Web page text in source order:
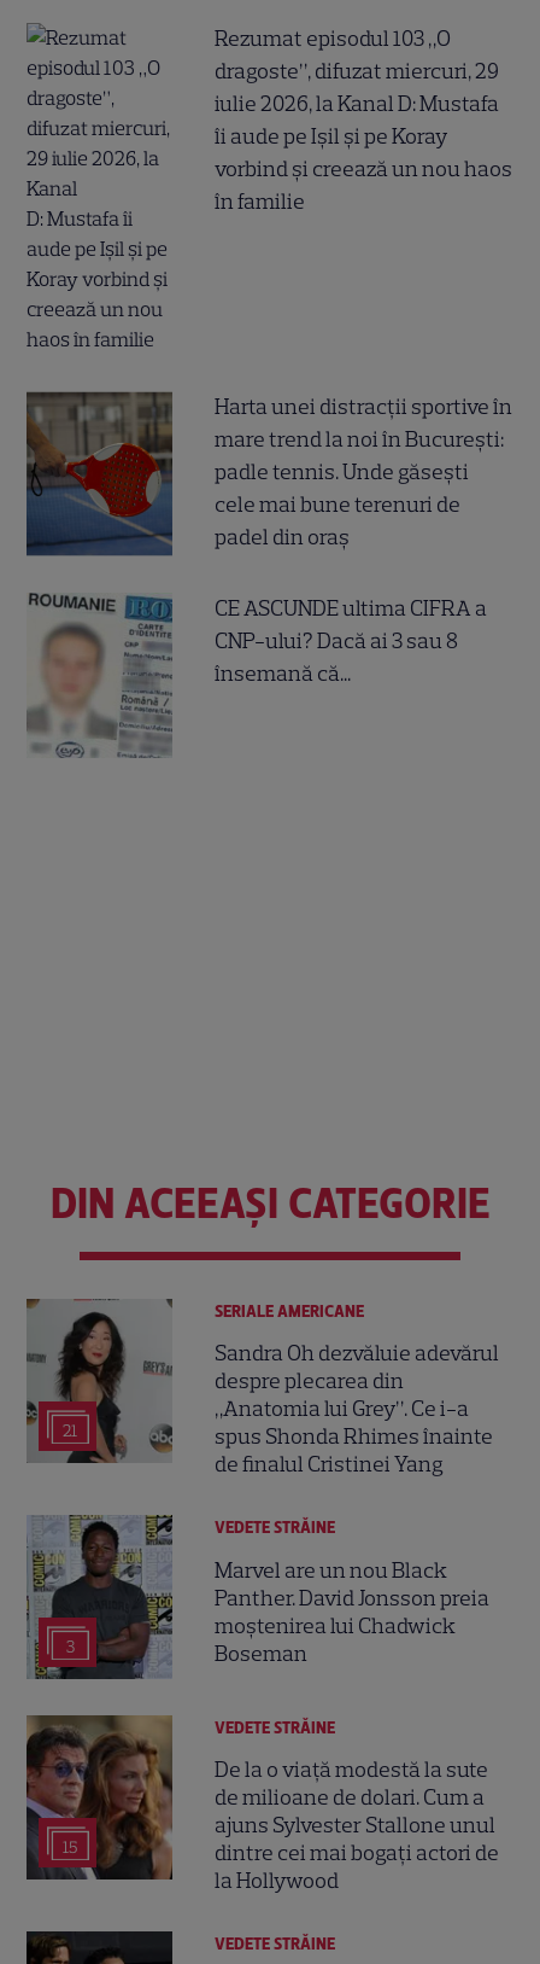
Rezumat episodul 103 „O
dragoste”, difuzat miercuri, 29
iulie 2026, la Kanal D: Mustafa
îi aude pe Ișil și pe Koray
vorbind și creează un nou haos
în familie
Harta unei distracții sportive în
mare trend la noi în București:
padle tennis. Unde găsești
cele mai bune terenuri de
padel din oraș
CE ASCUNDE ultima CIFRA a
CNP-ului? Dacă ai 3 sau 8
însemană că...
DIN ACEEAȘI CATEGORIE
21
SERIALE AMERICANE
Sandra Oh dezvăluie adevărul
despre plecarea din
„Anatomia lui Grey”. Ce i-a
spus Shonda Rhimes înainte
de finalul Cristinei Yang
3
VEDETE STRĂINE
Marvel are un nou Black
Panther. David Jonsson preia
moștenirea lui Chadwick
Boseman
15
VEDETE STRĂINE
De la o viață modestă la sute
de milioane de dolari. Cum a
ajuns Sylvester Stallone unul
dintre cei mai bogați actori de
la Hollywood
VEDETE STRĂINE